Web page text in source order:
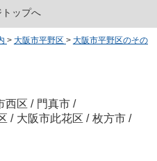
ップへ
> 大阪市平野区 > 大阪市平野区のその
西区 / 門真市 /
/ 大阪市此花区 / 枚方市 /